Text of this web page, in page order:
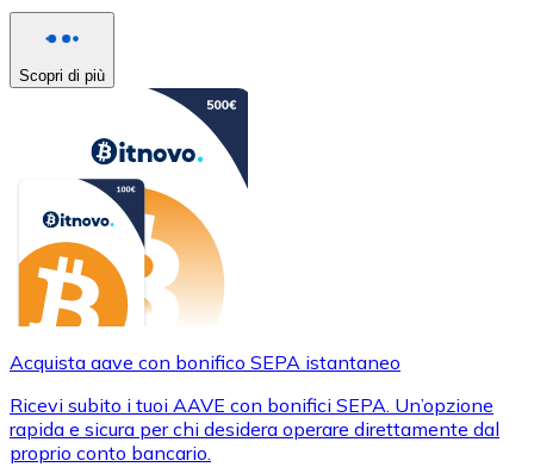
Scopri di più
Acquista aave con bonifico SEPA istantaneo
Ricevi subito i tuoi AAVE con bonifici SEPA. Un’opzione
rapida e sicura per chi desidera operare direttamente dal
proprio conto bancario.